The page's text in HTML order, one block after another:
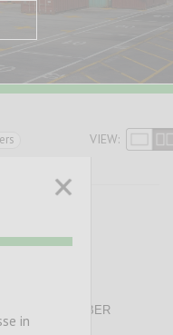
VIEW:
24 NOVEMBER
in